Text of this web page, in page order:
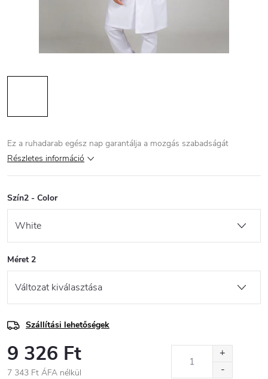
Ez a ruhadarab egész nap garantálja a mozgás szabadságát
Részletes információ
Szín2 - Color
Méret 2
Szállítási lehetőségek
9 326 Ft
7 343 Ft ÁFA nélkül